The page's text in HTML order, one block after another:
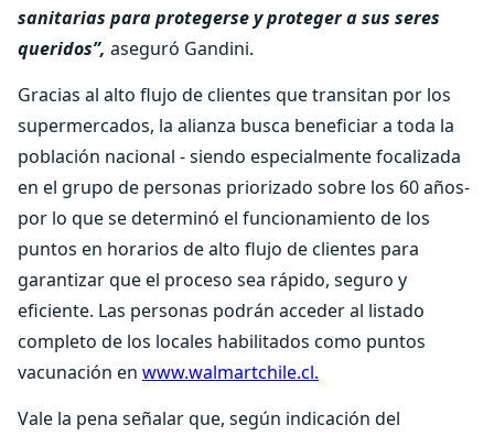
sanitarias para protegerse y proteger a sus seres
queridos”, aseguró Gandini.
Gracias al alto flujo de clientes que transitan por los
supermercados, la alianza busca beneficiar a toda la
población nacional - siendo especialmente focalizada
en el grupo de personas priorizado sobre los 60 años-
por lo que se determinó el funcionamiento de los
puntos en horarios de alto flujo de clientes para
garantizar que el proceso sea rápido, seguro y
eficiente. Las personas podrán acceder al listado
completo de los locales habilitados como puntos
vacunación en www.walmartchile.cl.
Vale la pena señalar que, según indicación del